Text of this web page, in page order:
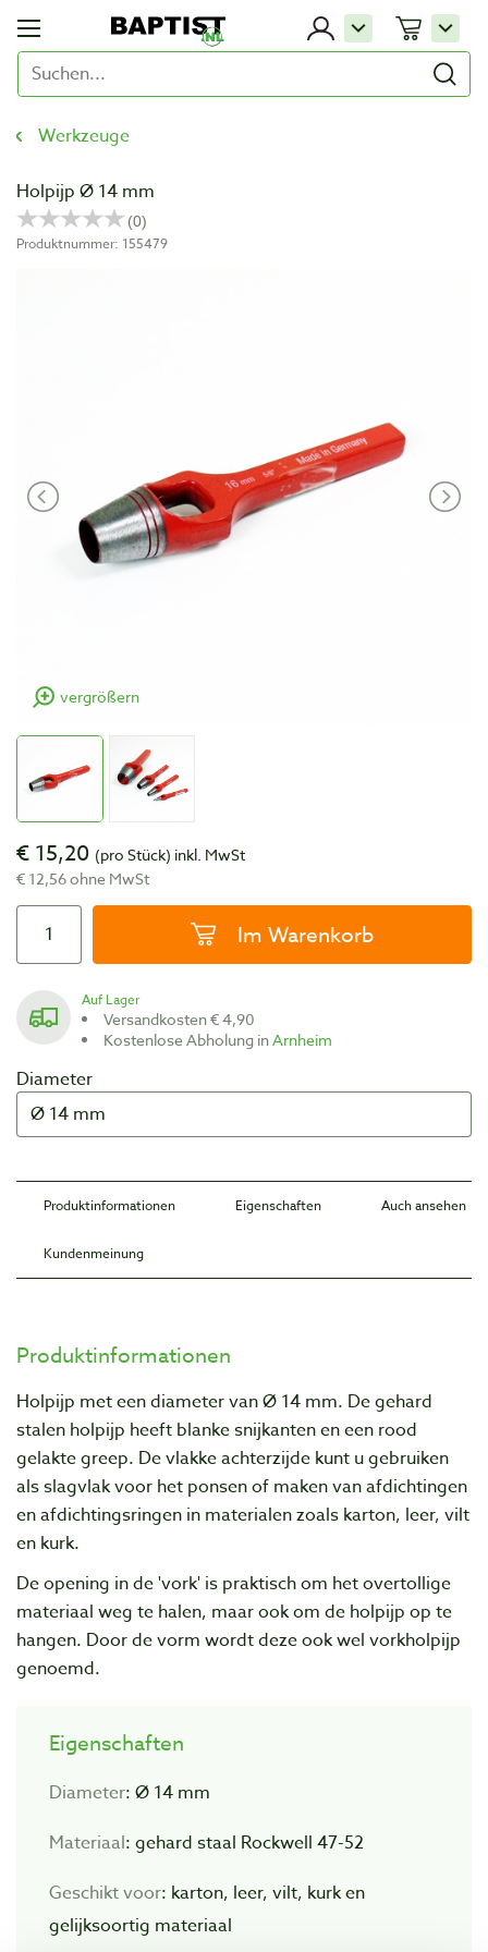
Werkzeuge
Holpijp Ø 14 mm
Produktnummer: 155479
vergrößern
€ 15,20 (pro Stück) inkl. MwSt
€ 12,56 ohne MwSt
Im Warenkorb
Auf Lager
Versandkosten € 4,90
Kostenlose Abholung inArnheim
Diameter
Produktinformationen Eigenschaften Auch ansehen
Kundenmeinung
Produktinformationen
Holpijp met een diameter van Ø 14 mm. De gehard
stalen holpijp heeft blanke snijkanten en een rood
gelakte greep. De vlakke achterzijde kunt u gebruiken
als slagvlak voor het ponsen of maken van afdichtingen
en afdichtingsringen in materialen zoals karton, leer, vilt
en kurk.
De opening in de 'vork' is praktisch om het overtollige
materiaal weg te halen, maar ook om de holpijp op te
hangen. Door de vorm wordt deze ook wel vorkholpijp
genoemd.
Eigenschaften
Diameter: Ø 14 mm
Materiaal: gehard staal Rockwell 47-52
Geschikt voor: karton, leer, vilt, kurk en
gelijksoortig materiaal